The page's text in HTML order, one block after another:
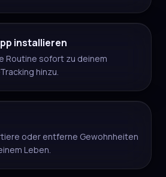
installieren
Routine sofort zu deinem
hinzu.
oder entferne Gewohnheiten
Leben.